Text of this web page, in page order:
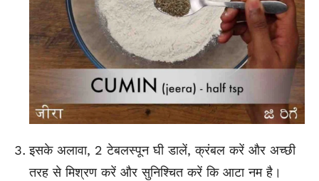
इसके अलावा, 2 टेबलस्पून घी डालें, क्रंबल करें और अच्छी
तरह से मिश्रण करें और सुनिश्चित करें कि आटा नम है।